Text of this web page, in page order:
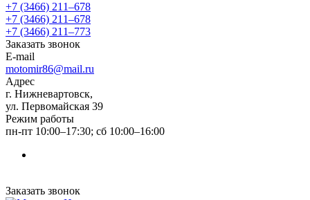
+7 (3466) 211‒678
+7 (3466) 211‒678
+7 (3466) 211‒773
Заказать звонок
E-mail
motomir86@mail.ru
Адрес
г. Нижневартовск,
ул. Первомайская 39
Режим работы
пн-пт 10:00–17:30; сб 10:00–16:00
Заказать звонок